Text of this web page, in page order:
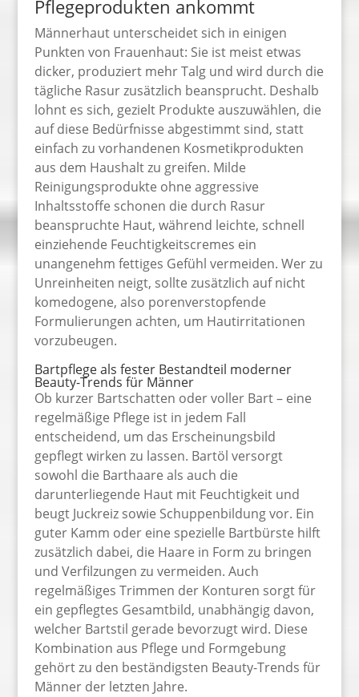
Pflegeprodukten ankommt
Männerhaut unterscheidet sich in einigen
Punkten von Frauenhaut: Sie ist meist etwas
dicker, produziert mehr Talg und wird durch die
tägliche Rasur zusätzlich beansprucht. Deshalb
lohnt es sich, gezielt Produkte auszuwählen, die
auf diese Bedürfnisse abgestimmt sind, statt
einfach zu vorhandenen Kosmetikprodukten
aus dem Haushalt zu greifen. Milde
Reinigungsprodukte ohne aggressive
Inhaltsstoffe schonen die durch Rasur
beanspruchte Haut, während leichte, schnell
einziehende Feuchtigkeitscremes ein
unangenehm fettiges Gefühl vermeiden. Wer zu
Unreinheiten neigt, sollte zusätzlich auf nicht
komedogene, also porenverstopfende
Formulierungen achten, um Hautirritationen
vorzubeugen.
Bartpflege als fester Bestandteil moderner
Beauty-Trends für Männer
Ob kurzer Bartschatten oder voller Bart – eine
regelmäßige Pflege ist in jedem Fall
entscheidend, um das Erscheinungsbild
gepflegt wirken zu lassen. Bartöl versorgt
sowohl die Barthaare als auch die
darunterliegende Haut mit Feuchtigkeit und
beugt Juckreiz sowie Schuppenbildung vor. Ein
guter Kamm oder eine spezielle Bartbürste hilft
zusätzlich dabei, die Haare in Form zu bringen
und Verfilzungen zu vermeiden. Auch
regelmäßiges Trimmen der Konturen sorgt für
ein gepflegtes Gesamtbild, unabhängig davon,
welcher Bartstil gerade bevorzugt wird. Diese
Kombination aus Pflege und Formgebung
gehört zu den beständigsten Beauty-Trends für
Männer der letzten Jahre.